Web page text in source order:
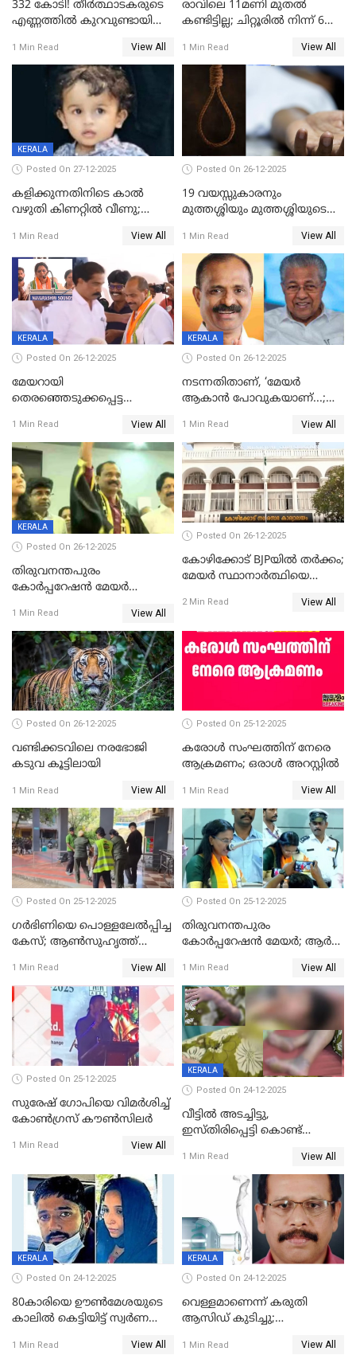
332 കോടി! തീർത്ഥാടകരുടെ
എണ്ണത്തിൽ കുറവുണ്ടായിട്ടും
കുതിച്ചുയരുന്നു
1 Min Read View All
രാവിലെ 11മണി മുതൽ
കണ്ടിട്ടില്ല; ചിറ്റൂരിൽ നിന്ന് 6
1 Min Read View All
KERALA
Posted On 27-12-2025
കളിക്കുന്നതിനിടെ കാൽ
വഴുതി കിണറ്റിൽ വീണു;
ദാരുണാന്ത്യം
1 Min Read View All
Posted On 26-12-2025
19 വയസ്സുകാരനും
മുത്തശ്ശിയും മുത്തശ്ശിയുടെ
മരിച്ചനിലയിൽ
1 Min Read View All
KERALA
Posted On 26-12-2025
മേയറായി
തെരഞ്ഞെടുക്കപ്പെട്ട
ആദ്യ വോട്ട് അസാധു; കണ്ണൂർ
ഡെപ്യൂട്ടി മേയർ സ്ഥാനത്ത്
താഹിറിന് വിജയം
1 Min Read View All
KERALA
Posted On 26-12-2025
നടന്നതിതാണ്, ‘മേയർ
ആകാൻ പോവുകയാണ്...;
മുഖ്യമന്ത്രിയുടെ ഓഫീസ്
തന്നെ വിശദീകരിയ്ക്കുന്നു;
സത്യമിതാണ്
1 Min Read View All
KERALA
Posted On 26-12-2025
തിരുവനന്തപുരം
കോര്‍പ്പറേഷന്‍ മേയര്‍
ഹൈക്കോടതിയിലേക്ക്;
സത്യപ്രതിജ്ഞ ചടങ്ങില്‍
ചട്ടലംഘനമെന്ന് പാർട്ടി
1 Min Read View All
Posted On 26-12-2025
കോഴിക്കോട് BJPയിൽ തർക്കം;
മേയർ സ്ഥാനാർത്ഥിയെ
2 Min Read View All
Posted On 26-12-2025
വണ്ടിക്കടവിലെ നരഭോജി
കടുവ കൂട്ടിലായി
1 Min Read View All
Posted On 25-12-2025
കരോള്‍ സംഘത്തിന് നേരെ
ആക്രമണം; ഒരാള്‍ അറസ്റ്റില്‍
1 Min Read View All
Posted On 25-12-2025
ഗര്‍ഭിണിയെ പൊള്ളലേല്‍പ്പിച്ച
കേസ്; ആണ്‍സുഹൃത്ത്
1 Min Read View All
Posted On 25-12-2025
തിരുവനന്തപുരം
കോര്‍പ്പറേഷന്‍ മേയർ; ആര്‍
1 Min Read View All
Posted On 25-12-2025
സുരേഷ് ഗോപിയെ വിമര്‍ശിച്ച്
കോണ്‍ഗ്രസ് കൗണ്‍സിലര്‍
1 Min Read View All
KERALA
Posted On 24-12-2025
വീട്ടിൽ അടച്ചിട്ടു,
ഇസ്തിരിപ്പെട്ടി കൊണ്ട്
ഗർഭിണിയായ യുവതിക്ക് ക്രൂര
1 Min Read View All
KERALA
Posted On 24-12-2025
80കാരിയെ ഊൺമേശയുടെ
കാലിൽ കെട്ടിയിട്ട് സ്വർണവും
കൊച്ചുമകനും സുഹൃത്തും
1 Min Read View All
KERALA
Posted On 24-12-2025
വെള്ളമാണെന്ന് കരുതി
ആസിഡ് കുടിച്ചു;
മരിച്ചു
1 Min Read View All